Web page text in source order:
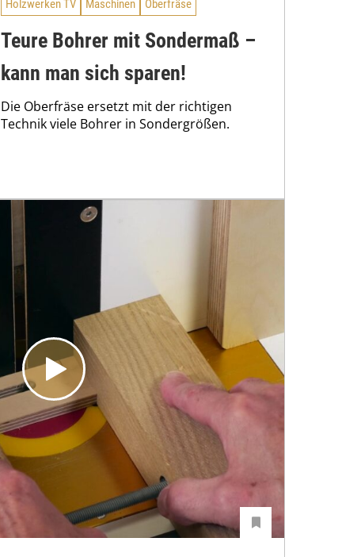
Holzwerken TV Maschinen Oberfräse
Teure Bohrer mit Sondermaß –
kann man sich sparen!
Die Oberfräse ersetzt mit der richtigen
Technik viele Bohrer in Sondergrößen.